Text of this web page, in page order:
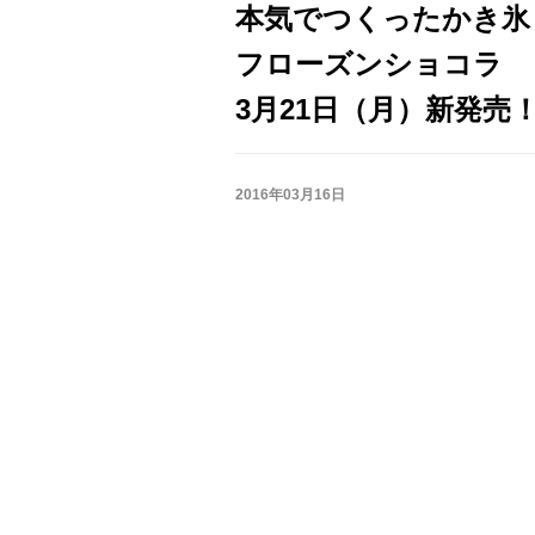
本気でつくったかき氷
フローズンショコラ
3月21日（月）新発売
2016年03月16日